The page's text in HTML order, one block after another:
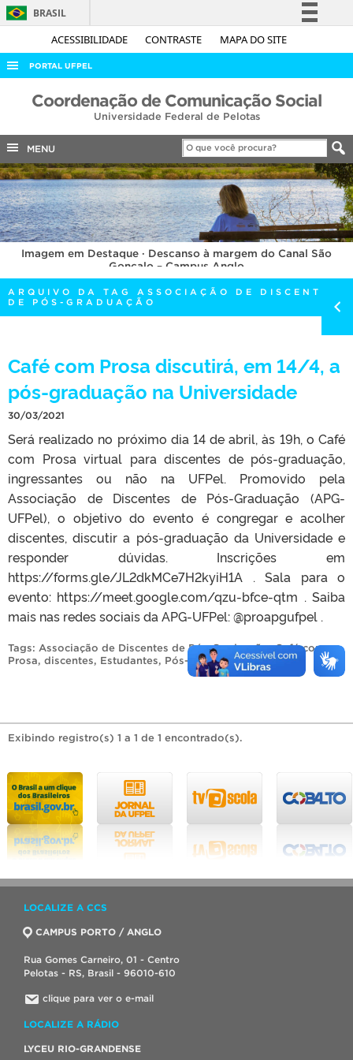
ACESSIBILIDADE CONTRASTE MAPA DO SITE
BRASIL
Simplifique!
Acesso à informação
Legislação
Canais
PORTAL UFPEL
ACESSO À INFORMAÇÃO
COBALTO
CONCURSOS
EDITAIS
INTERNACIONAL
OUVIDORIA
PORTARIAS
TELEFONES
Coordenação de Comunicação Social
Universidade Federal de Pelotas
MENU
Imagem em Destaque · Descanso à margem do Canal São
Gonçalo – Campus Anglo
ARQUIVO DA TAG ASSOCIAÇÃO DE DISCENTES
DE PÓS-GRADUAÇÃO
Café com Prosa discutirá, em 14/4, a
pós-graduação na Universidade
30/03/2021
Será realizado no próximo dia 14 de abril, às 19h, o Café
com Prosa virtual para discentes de pós-graduação,
ingressantes ou não na UFPel. Promovido pela
Associação de Discentes de Pós-Graduação (APG-
UFPel), o objetivo do evento é congregar e acolher
discentes, discutir a pós-graduação da Universidade e
responder dúvidas. Inscrições em
https://forms.gle/JL2dkMCe7H2kyiH1A . Sala para o
evento: https://meet.google.com/qzu-bfce-qtm . Saiba
mais nas redes sociais da APG-UFPel: @proapgufpel .
Tags: Associação de Discentes de Pós-Graduação,Café com
Prosa, discentes, Estudantes, Pós-graduação.
Exibindo registro(s) 1 a 1 de 1 encontrado(s).
LOCALIZE A CCS
CAMPUS PORTO / ANGLO
Rua Gomes Carneiro, 01 - Centro
Pelotas - RS, Brasil - 96010-610
clique para ver o e-mail
LOCALIZE A RÁDIO
LYCEU RIO-GRANDENSE